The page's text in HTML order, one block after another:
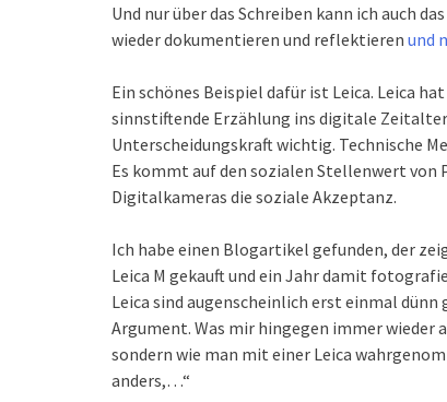
Und nur über das Schreiben kann ich auch
wieder dokumentieren und reflektieren und
Ein schönes Beispiel dafür ist Leica. Leica
sinnstiftende Erzählung ins digitale
Unterscheidungskraft wichtig. Technische
Es kommt auf den sozialen Stellenwert von
Digitalkameras die soziale Akzeptanz.
Ich habe einen Blogartikel gefunden, der
Leica M gekauft und ein Jahr damit
Leica sind augenscheinlich erst einmal
Argument. Was mir hingegen immer
sondern wie man mit einer Leica
anders,…“